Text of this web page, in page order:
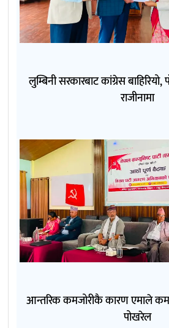
लुम्बिनी सरकारबाट कांग्रेस
राजीनामा
आन्तरिक कमजोरीकै कारण एमाले
पोखरेल